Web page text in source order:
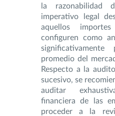
la razonabilidad
imperativo legal
aquellos
configuren como
promedio del
Respecto a la
sucesivo, se
auditar
financiera de las
proceder a la